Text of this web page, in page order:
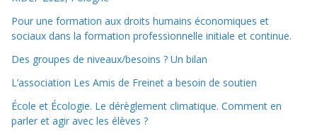
Pour une formation aux droits humains économiques et
sociaux dans la formation professionnelle initiale et continue.
Des groupes de niveaux/besoins ? Un bilan
L’association Les Amis de Freinet a besoin de soutien
École et Écologie. Le dérèglement climatique. Comment en
parler et agir avec les élèves ?